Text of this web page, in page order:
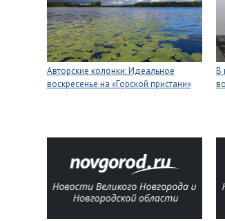
Авторские колонки: Идеальное
воскресенье на «Горской пристани»
В